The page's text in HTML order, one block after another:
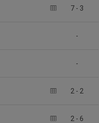
7 - 3
-
-
2 - 2
2 - 6